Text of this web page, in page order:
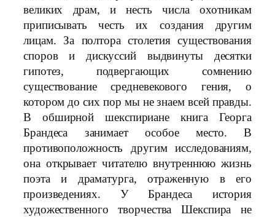
великих драм, и несть числа охотникам
приписывать честь их создания другим
лицам. За полтора столетия существования
споров и дискуссий выдвинуты десятки
гипотез, подвергающих сомнению
существование средневекового гения, о
котором до сих пор мы не знаем всей правды.
В обширной шекспириане книга Георга
Брандеса занимает особое место. В
противоположность другим исследованиям,
она открывает читателю внутреннюю жизнь
поэта и драматурга, отраженную в его
произведениях. У Брандеса история
художественного творчества Шекспира не